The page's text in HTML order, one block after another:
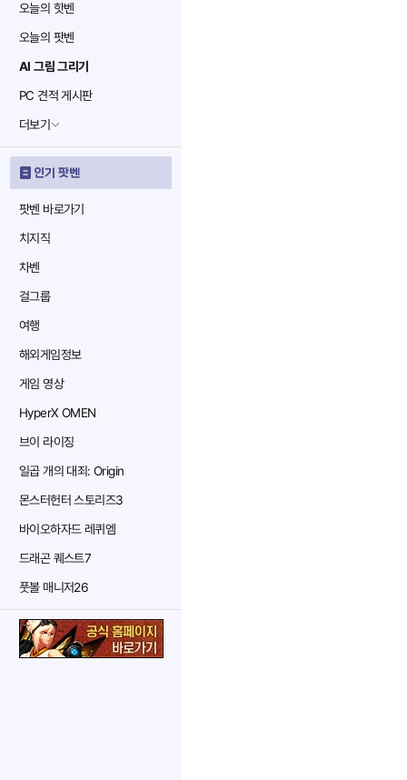
오늘의 핫벤
오늘의 팟벤
AI 그림 그리기
PC 견적 게시판
더보기
인기 팟벤
팟벤 바로가기
치지직
차벤
걸그룹
여행
해외게임정보
게임 영상
HyperX OMEN
브이 라이징
일곱 개의 대죄: Origin
몬스터헌터 스토리즈3
바이오하자드 레퀴엠
드래곤 퀘스트7
풋볼 매니저26